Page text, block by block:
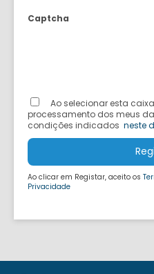
Captcha
Ao selecionar esta
processamento dos meus
condições indicados neste
Ao clicar em Registar, aceito os
Privacidade